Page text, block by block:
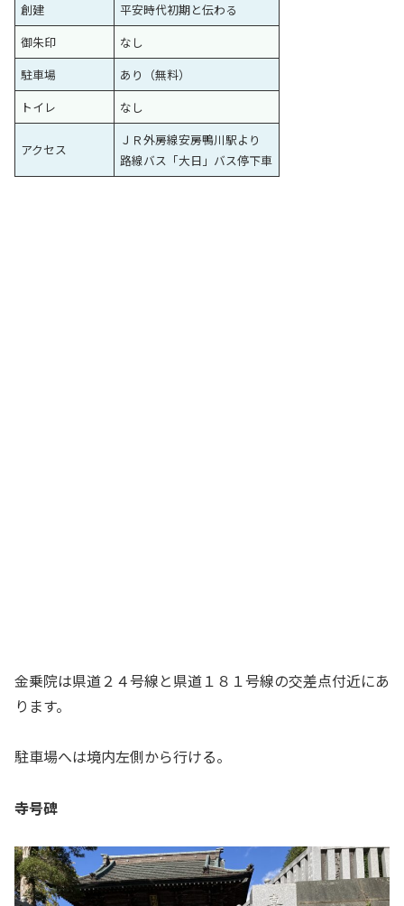
創建
平安時代初期と伝わる
御朱印
なし
駐車場
あり（無料）
トイレ
なし
アクセス
ＪＲ外房線安房鴨川駅より
路線バス「大日」バス停下車
金乗院は県道２４号線と県道１８１号線の交差点付近にあ
ります。
駐車場へは境内左側から行ける。
寺号碑